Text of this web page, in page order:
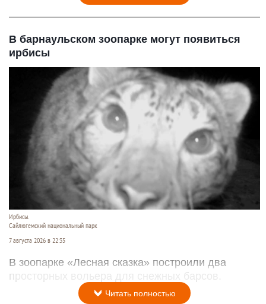
В барнаульском зоопарке могут появиться
ирбисы
Ирбисы.
Сайлюгемский национальный парк
7 августа 2026 в 22:35
В зоопарке «Лесная сказка» построили два
просторных вольера для снежных барсов.
Читать полностью